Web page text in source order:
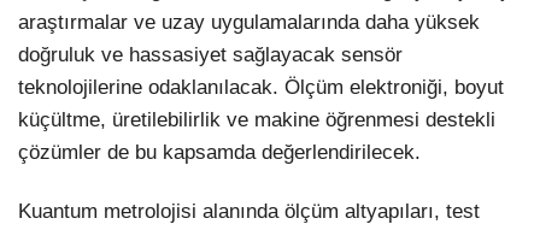
araştırmalar ve uzay uygulamalarında daha yüksek
doğruluk ve hassasiyet sağlayacak sensör
teknolojilerine odaklanılacak. Ölçüm elektroniği, boyut
küçültme, üretilebilirlik ve makine öğrenmesi destekli
çözümler de bu kapsamda değerlendirilecek.
Kuantum metrolojisi alanında ölçüm altyapıları, test